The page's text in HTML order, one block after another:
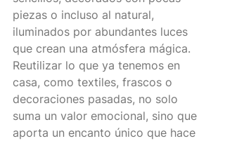
piezas o incluso al natural,
iluminados por abundantes luces
que crean una atmósfera mágica.
Reutilizar lo que ya tenemos en
casa, como textiles, frascos o
decoraciones pasadas, no solo
suma un valor emocional, sino que
aporta un encanto único que hace